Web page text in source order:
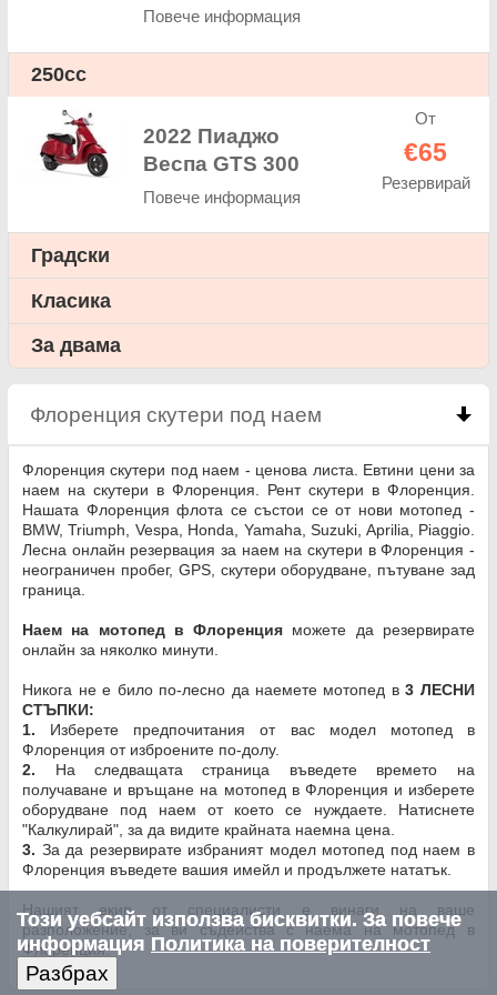
Повече информация
250cc
2022 Пиаджо
Веспа GTS 300
Повече информация
От
€65
Резервирай
Градски
Класика
За двама
Флоренция скутери под наем click to collapse
Флоренция скутери под наем - ценова листа. Евтини цени за
наем на скутери в Флоренция. Рент скутери в Флоренция.
Нашата Флоренция флота се състои се от нови мотопед -
BMW, Triumph, Vespa, Honda, Yamaha, Suzuki, Aprilia, Piaggio.
Лесна онлайн резервация за наем на скутери в Флоренция -
неограничен пробег, GPS, скутери оборудване, пътуване зад
граница.
Наем на мотопед в Флоренция можете да резервирате
онлайн за няколко минути.
Никога не е било по-лесно да наемете мотопед в3 ЛЕСНИ
СТЪПКИ:
1. Изберете предпочитания от вас модел мотопед в
Флоренция от изброените по-долу.
2. На следващата страница въведете времето на
получаване и връщане на мотопед в Флоренция и изберете
оборудване под наем от което се нуждаете. Натиснете
"Калкулирай", за да видите крайната наемна цена.
3. За да резервирате избраният модел мотопед под наем в
Флоренция въведете вашия имейл и продължете нататък.
Нашият екип от специалисти е винаги на ваше
разположение, за ви съдейства с наема на мотопед в
Флоренция.
Този уебсайт използва бисквитки. За повече
информация Политика на поверителност
Разбрах